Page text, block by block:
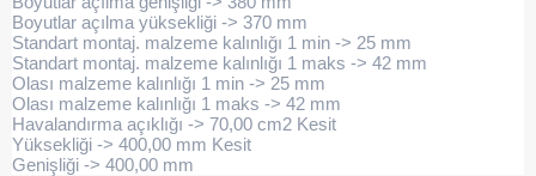
Boyutlar açılma yüksekliği -> 370 mm
Standart montaj. malzeme kalınlığı 1 min -> 25 mm
Standart montaj. malzeme kalınlığı 1 maks -> 42 mm
Olası malzeme kalınlığı 1 min -> 25 mm
Olası malzeme kalınlığı 1 maks -> 42 mm
Havalandırma açıklığı -> 70,00 cm2 Kesit
Yüksekliği -> 400,00 mm Kesit
Genişliği -> 400,00 mm